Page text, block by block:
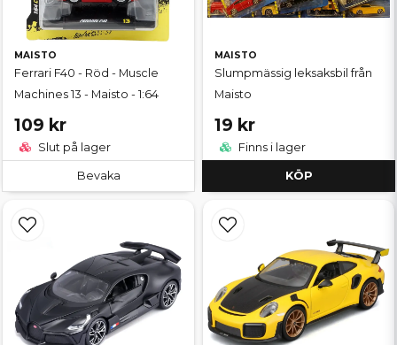
MAISTO
Ferrari F40 - Röd - Muscle
Machines 13 - Maisto - 1:64
109 kr
Slut på lager
Bevaka
MAISTO
Slumpmässig leksaksbil från
Maisto
19 kr
Finns i lager
KÖP